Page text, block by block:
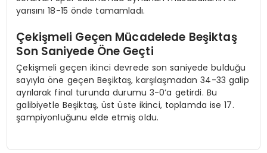
yarısını 18-15 önde tamamladı.
Çekişmeli Geçen Mücadelede Beşiktaş
Son Saniyede Öne Geçti
Çekişmeli geçen ikinci devrede son saniyede bulduğu
sayıyla öne geçen Beşiktaş, karşılaşmadan 34-33 galip
ayrılarak final turunda durumu 3-0’a getirdi. Bu
galibiyetle Beşiktaş, üst üste ikinci, toplamda ise 17.
şampiyonluğunu elde etmiş oldu.